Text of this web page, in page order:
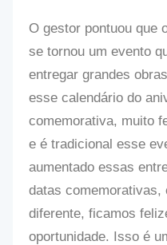
O gestor pontuou que
se tornou um evento
entregar grandes
esse calendário do
comemorativa, muito
e é tradicional esse
aumentado essas
datas comemorativas,
diferente, ficamos
oportunidade. Isso é